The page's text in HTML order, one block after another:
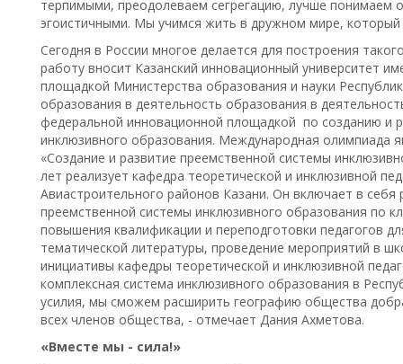
терпимыми, преодолеваем сегрегацию, лучше понимаем
эгоистичными. Мы учимся жить в дружном мире, который
Сегодня в России многое делается для построения
работу вносит Казанский инновационный университет
площадкой Министерства образования и науки
образования в деятельность образования в
федеральной инновационной площадкой по созданию и
инклюзивного образования. Международная олимпиада
«Создание и развитие преемственной системы
лет реализует кафедра теоретической и инклюзивной
Авиастроительного районов Казани. Он включает в
преемственной системы инклюзивного образования по
повышения квалификации и переподготовки педагогов
тематической литературы, проведение мероприятий в
инициативы кафедры теоретической и инклюзивной
комплексная система инклюзивного образования в
усилия, мы сможем расширить географию общества
всех членов общества, - отмечает Дания Ахметова.
«Вместе мы - сила!»